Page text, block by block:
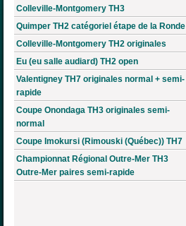
Colleville-Montgomery TH3
Quimper TH2 catégoriel étape de la Ronde
Colleville-Montgomery TH2 originales
Eu (eu salle audiard) TH2 open
Valentigney TH7 originales normal + semi-
rapide
Coupe Onondaga TH3 originales semi-
normal
Coupe Imokursi (Rimouski (Québec)) TH7
Championnat Régional Outre-Mer TH3
Outre-Mer paires semi-rapide